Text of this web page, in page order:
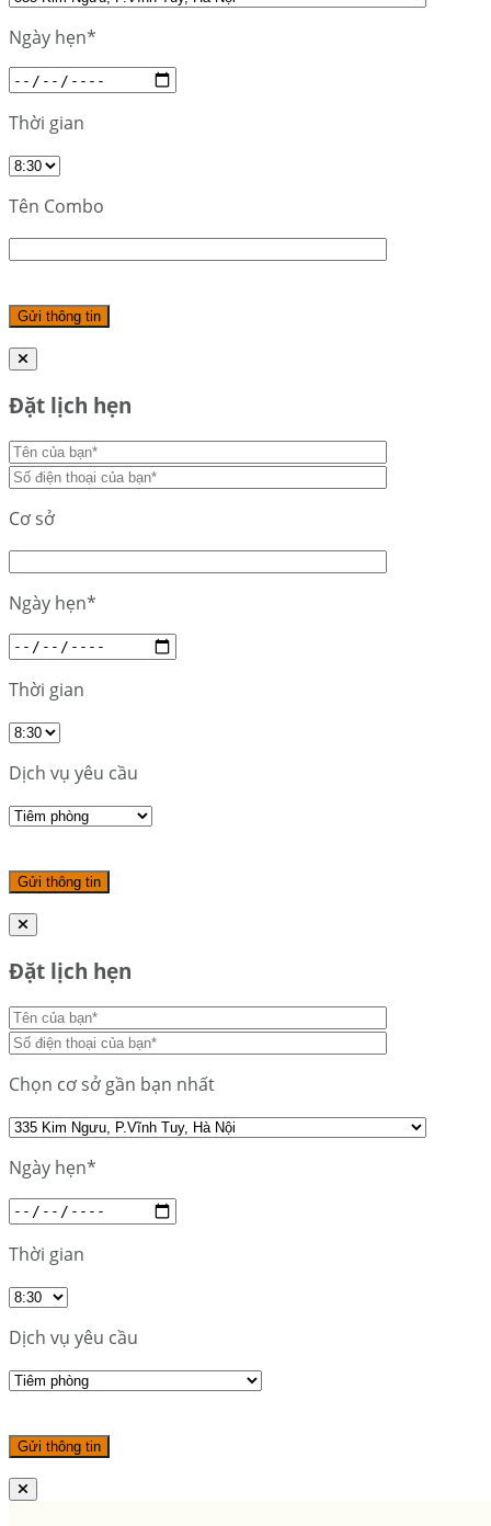
Ngày hẹn*
Thời gian
Tên Combo
Đặt lịch hẹn
Cơ sở
Ngày hẹn*
Thời gian
Dịch vụ yêu cầu
Đặt lịch hẹn
Chọn cơ sở gần bạn nhất
Ngày hẹn*
Thời gian
Dịch vụ yêu cầu